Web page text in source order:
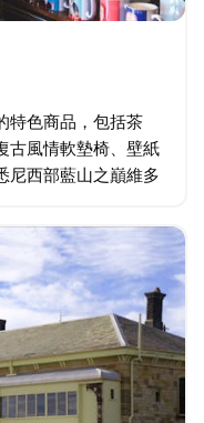
特色商品，包括茶
古風情軟墊椅、壁紙
尼西部藍山之巔維多
克杯、毯子…